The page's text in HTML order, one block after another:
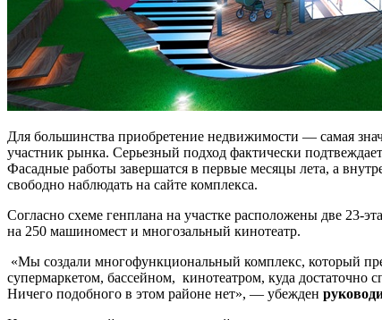
Для большинства приобретение недвижимости — самая
участник рынка. Серьезный подход фактически
Фасадные работы завершатся в первые месяцы лета, а
свободно наблюдать на сайте комплекса.
Согласно схеме генплана на участке расположены две 23-
на 250 машиномест и многозальный кинотеатр.
«Мы создали многофункциональный комплекс, который
супермаркетом, бассейном, кинотеатром, куда
Ничего подобного в этом районе нет», — убежден